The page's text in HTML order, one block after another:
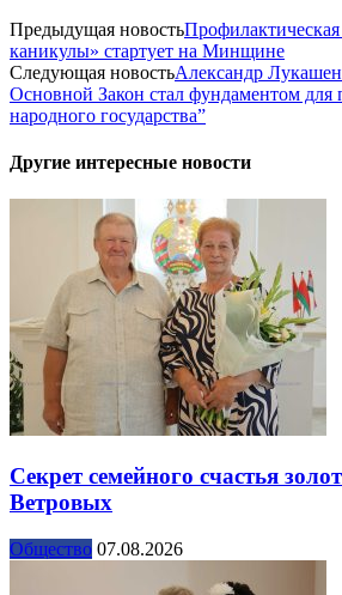
Предыдущая новость
каникулы» стартует на Минщине
Следующая новостьАлександр
Основной Закон стал фундаментом для
народного государства”
Другие интересные новости
Секрет семейного счастья
Ветровых
Общество 07.08.2026